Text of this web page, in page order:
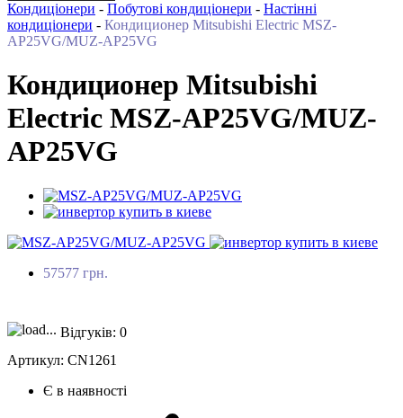
Кондиціонери - Побутові кондиціонери - Настінні
кондиціонери - Кондиционер Mitsubishi Electric MSZ-
AP25VG/MUZ-AP25VG
Кондиционер Mitsubishi
Electric MSZ-AP25VG/MUZ-
AP25VG
57577 грн.
Відгуків: 0
Артикул: CN1261
Є в наявності